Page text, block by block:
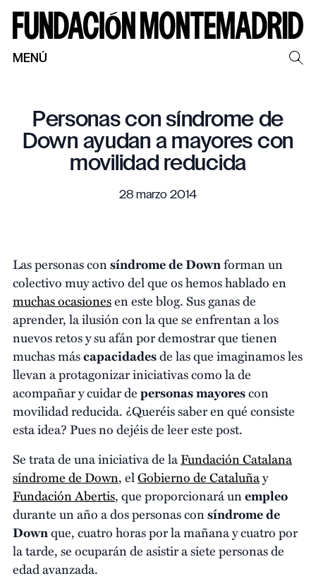
MENÚ
Personas con síndrome de
Down ayudan a mayores con
movilidad reducida
28 marzo 2014
Las personas consíndrome de Downforman un
colectivo muy activo del que os hemos hablado en
muchas ocasionesen este blog. Sus ganas de
aprender, la ilusión con la que se enfrentan a los
nuevos retos y su afán por demostrar que tienen
muchas máscapacidadesde las que imaginamos les
llevan a protagonizar iniciativas como la de
acompañar y cuidar depersonas mayorescon
movilidad reducida. ¿Queréis saber en qué consiste
esta idea? Pues no dejéis de leer este post.
Se trata de una iniciativa de laFundación Catalana
síndrome de Down, elGobierno de Cataluñay
Fundación Abertis, que proporcionará unempleo
durante un año a dos personas consíndrome de
Downque, cuatro horas por la mañana y cuatro por
la tarde, se ocuparán de asistir a siete personas de
edad avanzada.